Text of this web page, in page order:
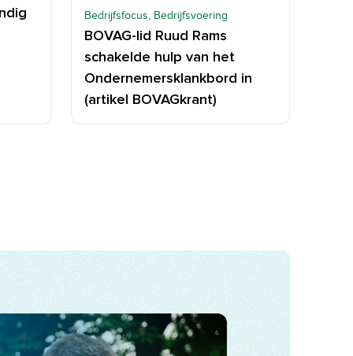
Bedrijfsfocus, Bedrijfsvoering
BOVAG-lid Ruud Rams
schakelde hulp van het
Ondernemersklankbord in
(artikel BOVAGkrant)